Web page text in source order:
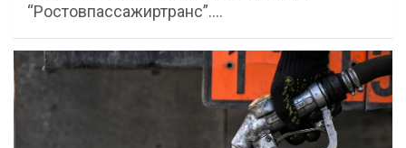
“Ростовпассажиртранс”.…